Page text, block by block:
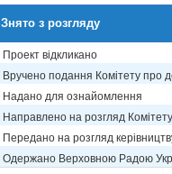
Знято з розгляду
Проект відкликано
Вручено подання Комітету про
Надано для ознайомлення
Направлено на розгляд Комітету
Передано на розгляд
Одержано Верховною Радою